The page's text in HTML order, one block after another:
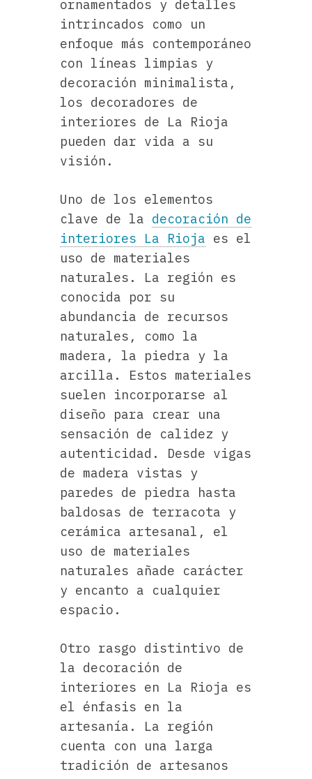
ornamentados y detalles
intrincados como un
enfoque más contemporáneo
con líneas limpias y
decoración minimalista,
los decoradores de
interiores de La Rioja
pueden dar vida a su
visión.
Uno de los elementos
clave de la decoración de
interiores La Rioja es el
uso de materiales
naturales. La región es
conocida por su
abundancia de recursos
naturales, como la
madera, la piedra y la
arcilla. Estos materiales
suelen incorporarse al
diseño para crear una
sensación de calidez y
autenticidad. Desde vigas
de madera vistas y
paredes de piedra hasta
baldosas de terracota y
cerámica artesanal, el
uso de materiales
naturales añade carácter
y encanto a cualquier
espacio.
Otro rasgo distintivo de
la decoración de
interiores en La Rioja es
el énfasis en la
artesanía. La región
cuenta con una larga
tradición de artesanos